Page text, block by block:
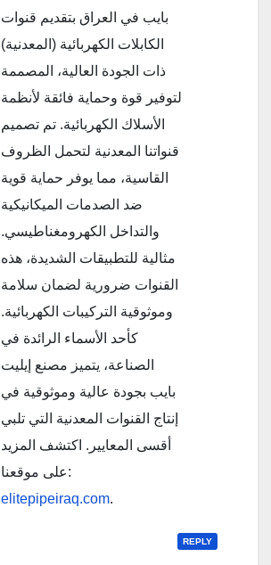
بايب في العراق بتقديم قنوات
الكابلات الكهربائية (المعدنية)
ذات الجودة العالية، المصممة
لتوفير قوة وحماية فائقة لأنظمة
الأسلاك الكهربائية. تم تصميم
قنواتنا المعدنية لتحمل الظروف
القاسية، مما يوفر حماية قوية
ضد الصدمات الميكانيكية
والتداخل الكهرومغناطيسي.
مثالية للتطبيقات الشديدة، هذه
القنوات ضرورية لضمان سلامة
وموثوقية التركيبات الكهربائية.
كأحد الأسماء الرائدة في
الصناعة، يتميز مصنع إيليت
بايب بجودة عالية وموثوقية في
إنتاج القنوات المعدنية التي تلبي
أقسى المعايير. اكتشف المزيد
على موقعنا:
elitepipeiraq.com.
REPLY